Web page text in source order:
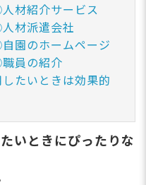
材紹介サービス
材派遣会社
園のホームページ
員の紹介
たいときは効果的
いときにぴったりな